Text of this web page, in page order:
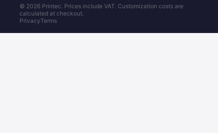
© 2026 Printec. Prices include VAT. Customization costs are
calculated at checkout.
PrivacyTerms